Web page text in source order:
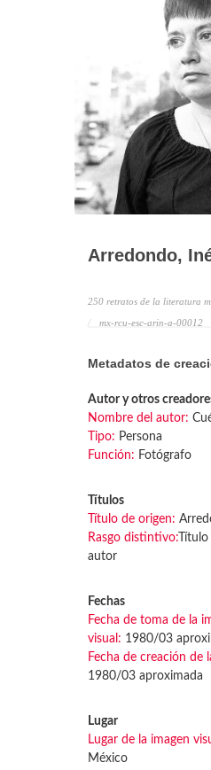
Arredondo,
250 retratos de la literatura
mx-rcu-esc-arin-a-00012
Metadatos de
Autor y otros
Nombre del autor:
Tipo: Persona
Función: Fotógrafo
Títulos
Título de origen:
Rasgo distintivo:
autor
Fechas
Fecha de toma de la
visual: 1980/03
Fecha de creación de
1980/03 aproximada
Lugar
Lugar de la imagen
México